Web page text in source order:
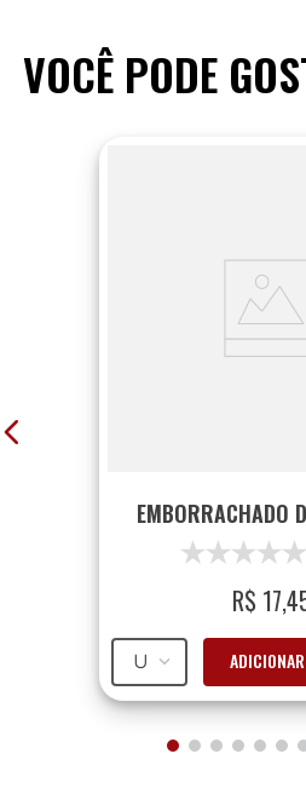
VOCÊ PODE
EMBORRACHADO
R$ 17,
U